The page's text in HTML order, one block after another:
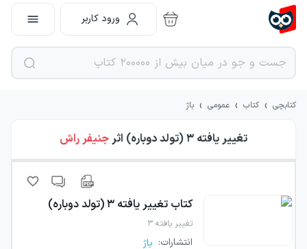
ورود کاربر
کتابچی › کتاب › عمومی › باژ
تغییر یافته ۳ (تولد دوباره) اثرجنیفر راش
کتاب تغییر یافته ۳ (تولد دوباره)
تغییر یافته ۳
انتشارات: باژ